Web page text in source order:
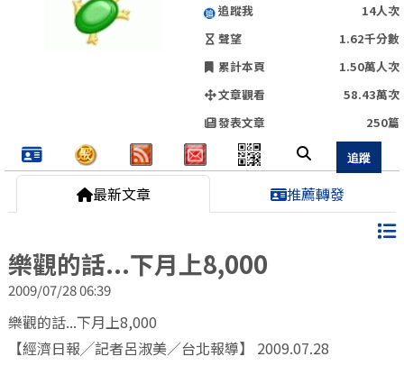
追蹤我
14人次
聲望
1.62千分數
累計本頁
1.50萬人次
文章觀看
58.43萬次
發表文章
250篇
最新文章 推薦轉發
樂觀的話...下月上8,000
2009/07/28 06:39
樂觀的話...下月上8,000
【經濟日報╱記者呂淑美／台北報導】 2009.07.28